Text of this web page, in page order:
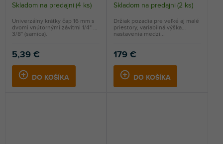
Skladom na predajni (4 ks)
5,39 €
DO KOŠÍKA
Univerzálny krátky čap 16 mm s
dvomi vnútornými závitmi 1/4" a
3/8" (samica).
Skladom na predajni (2 ks)
179 €
DO KOŠÍKA
Držiak pozadia pre veľké aj malé
priestory, variabilná výška
nastavenia medzi...